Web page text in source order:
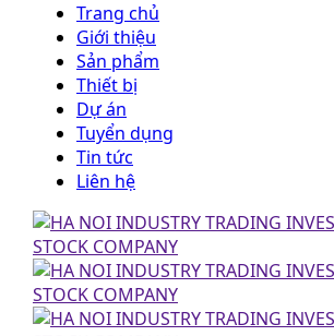
Trang chủ
Giới thiệu
Sản phẩm
Thiết bị
Dự án
Tuyển dụng
Tin tức
Liên hệ